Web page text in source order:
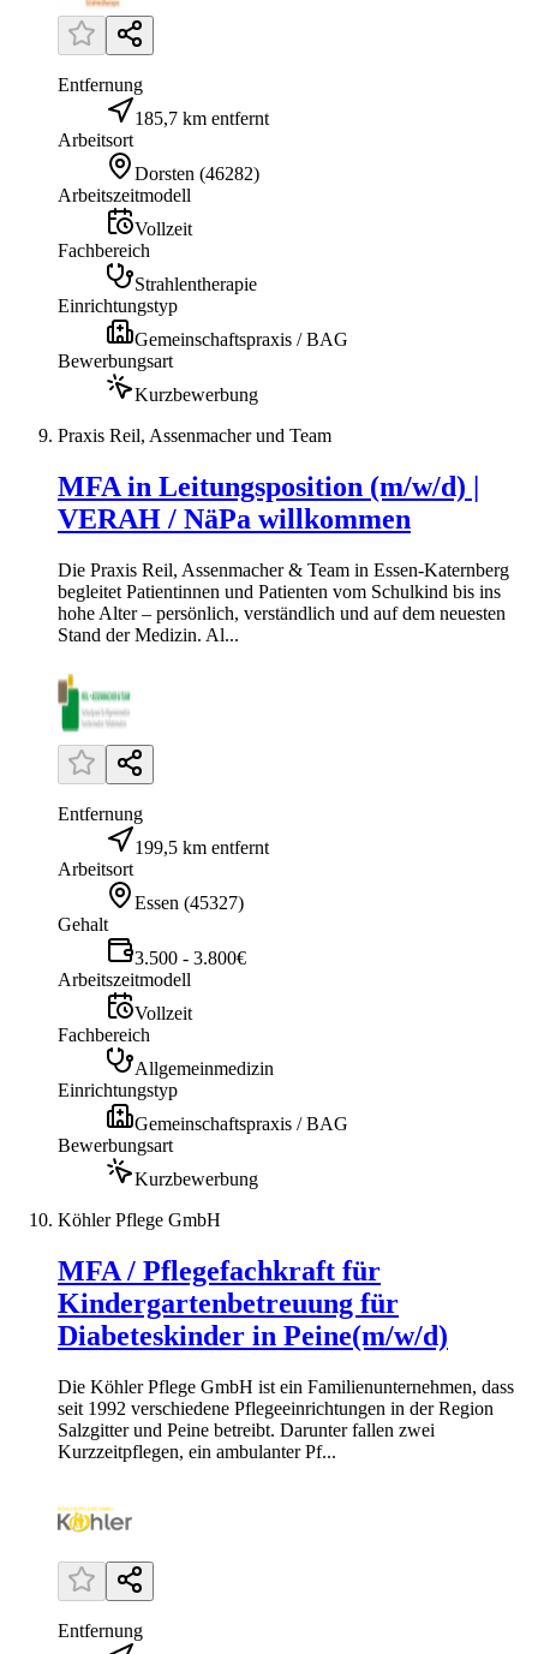
Entfernung
185,7 km entfernt
Arbeitsort
Dorsten (46282)
Arbeitszeitmodell
Vollzeit
Fachbereich
Strahlentherapie
Einrichtungstyp
Gemeinschaftspraxis / BAG
Bewerbungsart
Kurzbewerbung
Praxis Reil, Assenmacher und Team
MFA in Leitungsposition (m/w/d) |
VERAH / NäPa willkommen
Die Praxis Reil, Assenmacher & Team in Essen-Katernberg
begleitet Patientinnen und Patienten vom Schulkind bis ins
hohe Alter – persönlich, verständlich und auf dem neuesten
Stand der Medizin. Al...
Entfernung
199,5 km entfernt
Arbeitsort
Essen (45327)
Gehalt
3.500 - 3.800€
Arbeitszeitmodell
Vollzeit
Fachbereich
Allgemeinmedizin
Einrichtungstyp
Gemeinschaftspraxis / BAG
Bewerbungsart
Kurzbewerbung
Köhler Pflege GmbH
MFA / Pflegefachkraft für
Kindergartenbetreuung für
Diabeteskinder in Peine(m/w/d)
Die Köhler Pflege GmbH ist ein Familienunternehmen, dass
seit 1992 verschiedene Pflegeeinrichtungen in der Region
Salzgitter und Peine betreibt. Darunter fallen zwei
Kurzzeitpflegen, ein ambulanter Pf...
Entfernung